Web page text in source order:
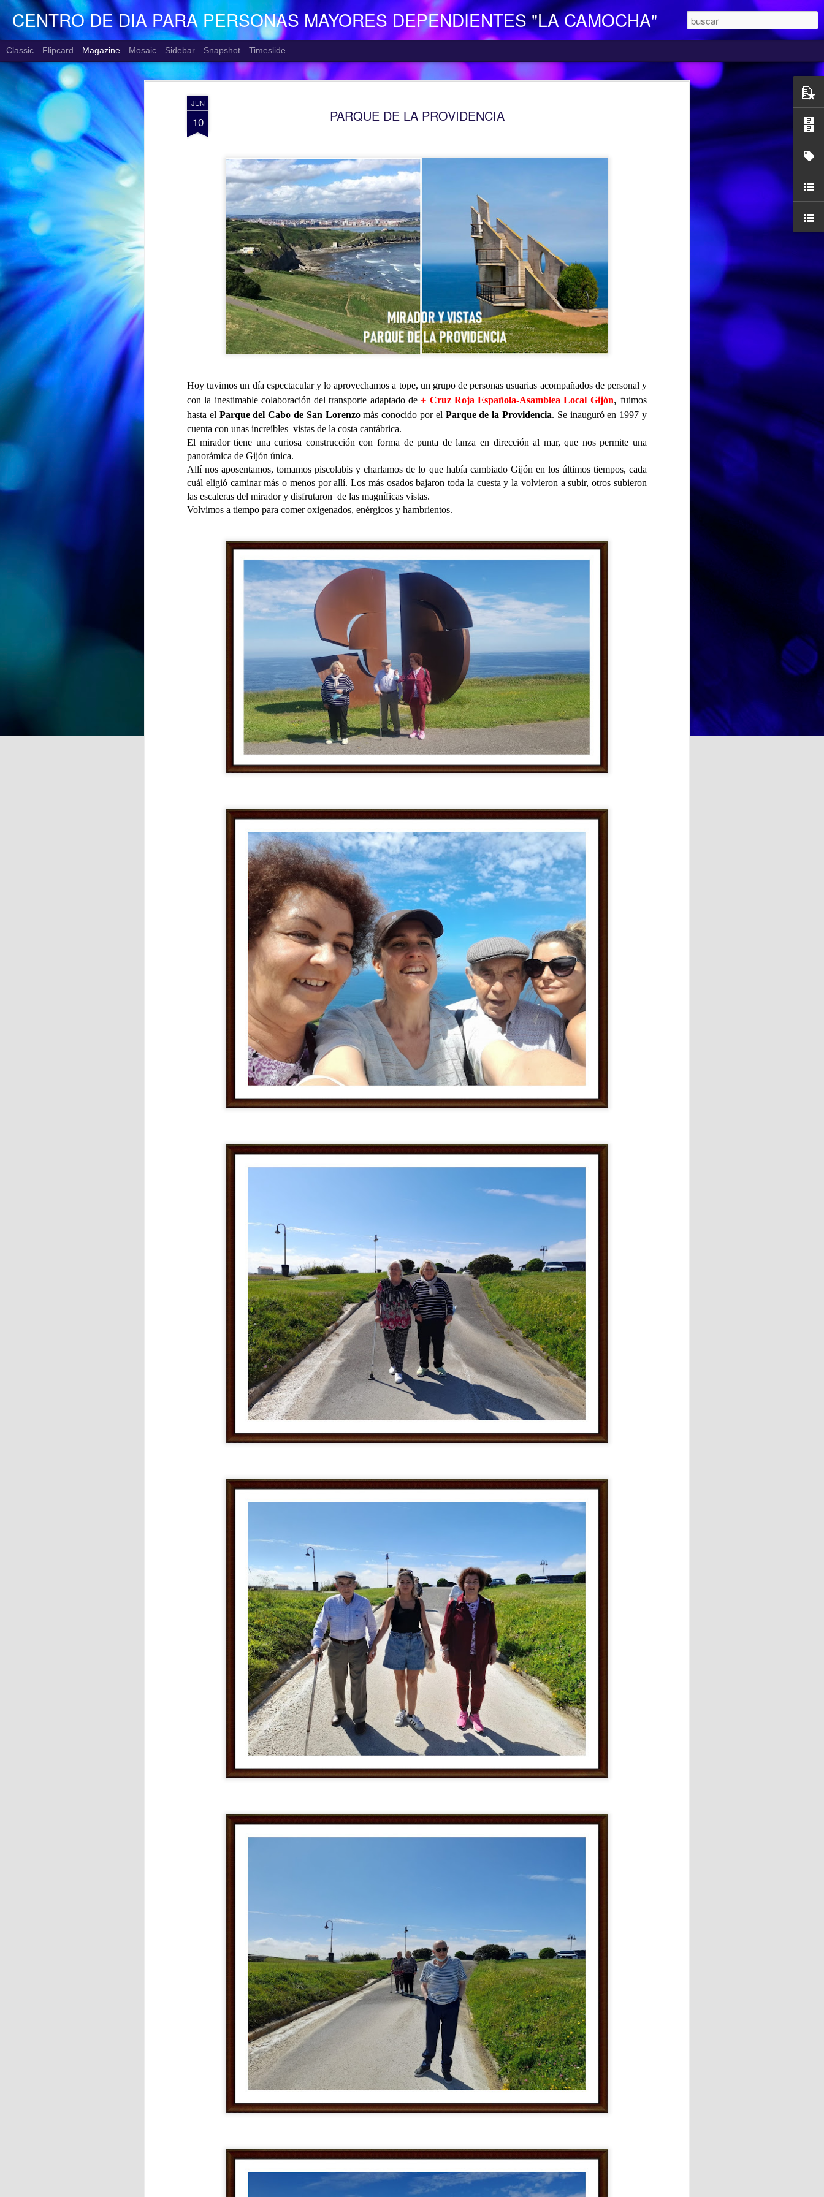
JUN
10 PARQUE DE LA PROVIDENCIA
Hoy tuvimos un día espectacular y lo aprovechamos a tope, un grupo de personas usuarias acompañados de personal y
con la inestimable colaboración del transporte adaptado de+ Cruz Roja Española-Asamblea Local Gijón,fuimos
hasta el Parque del Cabo de San Lorenzomás conocido por el Parque de la Providencia. Se inauguró en 1997 y
cuenta con unas increíbles vistas de la costa cantábrica.
El mirador tiene una curiosa construcción con forma de punta de lanza en dirección al mar, que nos permite una
panorámica de Gijón única.
Allí nos aposentamos, tomamos piscolabis y charlamos de lo que había cambiado Gijón en los últimos tiempos, cada
cuál eligió caminar más o menos por allí. Los más osados bajaron toda la cuesta y la volvieron a subir, otros subieron
las escaleras del mirador y disfrutaron de las magníficas vistas.
Volvimos a tiempo para comer oxigenados, enérgicos y hambrientos.
CENTRO DE DIA PARA PERSONAS MAYORES DEPENDIENTES "LA CAMOCHA"
Classic Flipcard Magazine Mosaic Sidebar Snapshot Timeslide
7
El Centro de Día para Personas Mayores Dependientes “La
Asturias; presta una atención integral e individualizada a la persona
Está situado en Vega-La Camocha, en la C/ Charles Chaplin s/n,
zona rural de Gijón; para llegar se pueden utilizar los autobuses de
la empresa municipal, concretamente la línea L16, que cubre el
recorrido Estación del Ferrocarril-Vega con frecuencias de 20
minutos aproximadamente. El horario de funcionamiento es
continuo entre las 10,00 y las 17,00 h. Más información en el propio
centro o en el teléfono 985185427.
EXPOSICION "ENTRE PETALOS Y RECUERDOS" en la Biblioteca Vega-La Camocha
🌸📚 ¡"Entre pétalos y
recuerdos" sigue su viaje!
Nuestra exposición "Entre pétalos
un recorrido lleno de creatividad,
AUG
5
CUMPLEAÑOS
🎉🎂 Hoy es el turno de
celebrar el 91 cumpleaños
En el Centro de Día seguimos de
alegría de festejar el 91
cumpleaños de Nieves,
compartiendo con ella una jornada
llena de cariño, sonrisas y buenos
momentos.
Acompañada por sus
compañeras, compañeros y el
equipo de profesionales, Nieves
ha recibido el afecto y las
felicitaciones de todos en un día
tan especial.
AUG
4
SALIDAS AL ENTORNO
playa para disfrutar del
animaron a darse un baño, aunque
caminaron tranquilamente por la
orilla, dejando que el agua fresca
les mojara y refrescara los pies 👣
💙
Aprovecharon el momento para
contemplar el paisaje, respirar la
brisa marina y disfrutar de la
tranquilidad que ofrecía la costa.
AUG
valor las experiencias que han
vida, descubriendo anécdotas,
aficiones y momentos especiales
Estas actividades favorecen la
comunicación, estimulan la
memoria y fortalecen los vínculos
entre las personas participantes.
JUL
30
DIA MUNDIAL DE LA TARTA DE QUESO
Hoy en el Centro de Día nos hemos unido a una celebración muy especial y deliciosa: el Día Mundial
de la Tarta de Queso. Una jornada diferente que nos ha permitido disfrutar no solo de un postre tan
querido por todos, sino también de un espacio de encuentro, convivencia y disfrute compartido.
JUL
30
La felicidad es uno de los conceptos más estudiados desde la filosofía, la psicología y otras
disciplinas sociales. Aunque no existe una definición única, generalmente se entiende como un estado
de bienestar subjetivo que incluye la satisfacción con la propia vida, la presencia de emociones positivas y
prioridades personales y las circunstancias vitales.
JUL
28
TALLER DE MERIENDAS
Los Syrniki son unas deliciosas tortitas o panqueques tradicionales de la cocina rusa y ucraniana.
Se elaboran principalmente con un queso fresco llamado tvorog (que puedes sustituir por ricota o requesón),
huevo y harina. Quedan crujientes por fuera, suaves por dentro y se sirven calientes.
En nuestro centro las servimos con una presentación diferente: en copa, combinadas con requesón
cremoso, mermelada y un toque crujiente de granola.
27
TALLER DE LECTURA
Hoy estrenamos libro en el Club de Lectura Fácil, se trata de la novela "La amaba" de Anna Gavalda.
La Amaba es una novela de Anna Gavalda que narra la historia de Pierre, un rico industrial de sesenta y
cinco años, y Chloé, su joven nuera. La trama se desarrolla en un fin de semana en la casa de campo
familiar, donde ambos personajes se encuentran en un momento crucial de sus vidas.
JUL
24
TALLER DE JABONES
En el centro de día hemos retomado una de las actividades que más les gustan: el taller de elaboración de
Cada participante elaborará un jabón que llevará a casa el día 7 de septiembre con motivo del Día de
Asturias.
JUL
24
CONCURSO FACEBOOK. Ganadores julio
Este mes ha ganado nuestro concurso de Facebook, La Asociación de Vecinos de Vega-La Camocha
y hoy su presidente, Jesús, ha venido a visitarnos y a recoger su premio.
Las pistas las dieron Fernando, Nieves y Tino. Y la respuesta era Frida Khalo.
21
Hoy disfrutamos de una jornada muy especial en la Playa de Poniente, donde cada persona pudo vivir
Para algunos, el plan perfecto fue sentir el agua en los pies y disfrutar tranquilamente de la orilla. Otros se
animaron a dar un paso más y disfrutaron de un baño completo.
JUL
20
ESPAÑA CAMPEONES DEL MUNDO 2026
Después de 16 años, España ha vuelto a conquistar el Mundial masculino al derrotar a Argentina por
1-0 en la final disputada ayer, consiguiendo así su segunda estrella mundialista.
Para conmemorar este gran éxito, hemos salido al jardín para compartir un agradable piscolabis y disfrutar
de un rato de convivencia, alegría y muchas conversaciones sobre el campeonato.
JUL
17
TERAPIA MUSICAL PERSONALIZADA. Mercedes
Mercedes lleva tiempo participando en la Terapia Musical Personalizada. Ésta intervención terapéutica
constituye un recurso no farmacológico orientado a favorecer el bienestar integral de la persona.
A lo largo del proceso se observa que la musicoterapia contribuye a la regulación emocional, así mismo,
estimula funciones cognitivas como la atención, la memoria, la orientación y la capacidad de concentración,
ayudando a mantener la actividad cognitiva.
Risas, juegos y mucha energía para dar la bienvenida a esta estación con el mejor espíritu.
JUL
13
ACOMPAÑAMIENTO A RECURSOS COMUNITARIOS: RENOVACION DEL DNI
Hoy acompañamos a Javi, usuario del centro de día, a renovar el DNI. El hecho va mucho más allá de
realizar un trámite administrativo. Es una actividad de apoyo a la autonomía personal, inclusión social
y participación comunitaria.
Supone:
Fomentar la autonomía, ayudando a la persona a gestionar un documento esencial para ejercer sus
derechos. Promover la inclusión social, facilitando que participe en servicios y recursos de la comunidad de
forma normalizada.
Hoy hemos celebrado en el Centro de Día el 76 cumpleaños de nuestra querida Leni, una fecha muy
especial que hemos compartido con alegría, cariño y muchas felicitaciones.